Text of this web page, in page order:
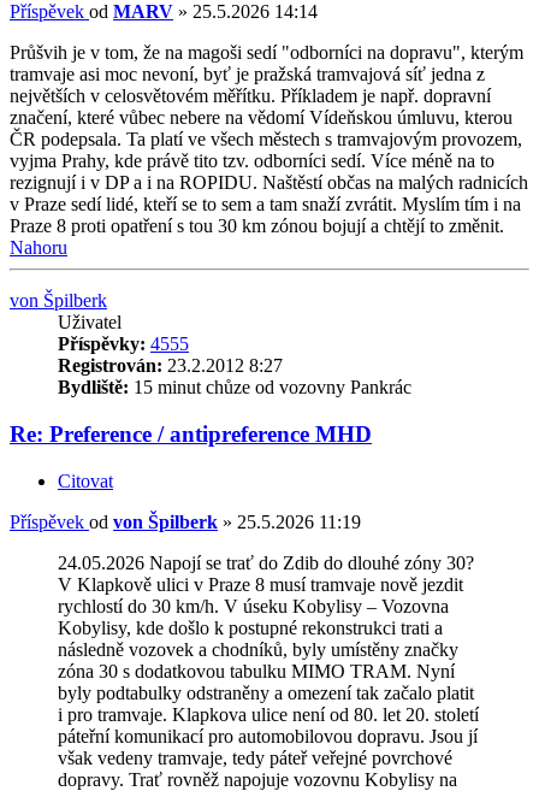
Příspěvek od MARV » 25.5.2026 14:14
Průšvih je v tom, že na magoši sedí "odborníci na dopravu", kterým
tramvaje asi moc nevoní, byť je pražská tramvajová síť jedna z
největších v celosvětovém měřítku. Příkladem je např. dopravní
značení, které vůbec nebere na vědomí Vídeňskou úmluvu, kterou
ČR podepsala. Ta platí ve všech městech s tramvajovým provozem,
vyjma Prahy, kde právě tito tzv. odborníci sedí. Více méně na to
rezignují i v DP a i na ROPIDU. Naštěstí občas na malých radnicích
v Praze sedí lidé, kteří se to sem a tam snaží zvrátit. Myslím tím i na
Praze 8 proti opatření s tou 30 km zónou bojují a chtějí to změnit.
Nahoru
von Špilberk
Uživatel
Příspěvky: 4555
Registrován: 23.2.2012 8:27
Bydliště: 15 minut chůze od vozovny Pankrác
Re: Preference / antipreference MHD
Citovat
Příspěvek od von Špilberk » 25.5.2026 11:19
24.05.2026 Napojí se trať do Zdib do dlouhé zóny 30?
V Klapkově ulici v Praze 8 musí tramvaje nově jezdit
rychlostí do 30 km/h. V úseku Kobylisy – Vozovna
Kobylisy, kde došlo k postupné rekonstrukci trati a
následně vozovek a chodníků, byly umístěny značky
zóna 30 s dodatkovou tabulku MIMO TRAM. Nyní
byly podtabulky odstraněny a omezení tak začalo platit
i pro tramvaje. Klapkova ulice není od 80. let 20. století
páteřní komunikací pro automobilovou dopravu. Jsou jí
však vedeny tramvaje, tedy páteř veřejné povrchové
dopravy. Trať rovněž napojuje vozovnu Kobylisy na